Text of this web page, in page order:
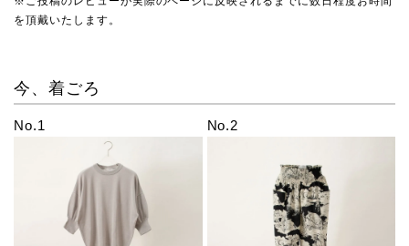
を頂戴いたします。
今、着ごろ
No.1 No.2